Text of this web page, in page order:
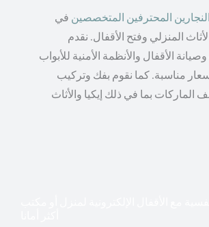
المحترفين المتخصصين في
المنزلي وفتح الأقفال. نقدم
الأقفال والأنظمة الأمنية للأبواب
مناسبة. كما نقوم بفك وتركيب
الماركات بما في ذلك إيكيا والأثاث